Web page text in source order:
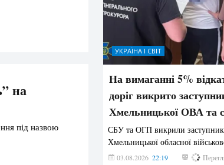
на
під назвою
УКРАЇНА І СВІТ
На вимаганні 5%
доріг викрито
Хмельницької ОВА та
СБУ та ОГП викрили
Хмельницької обласної
03.08.2026 22:19 842